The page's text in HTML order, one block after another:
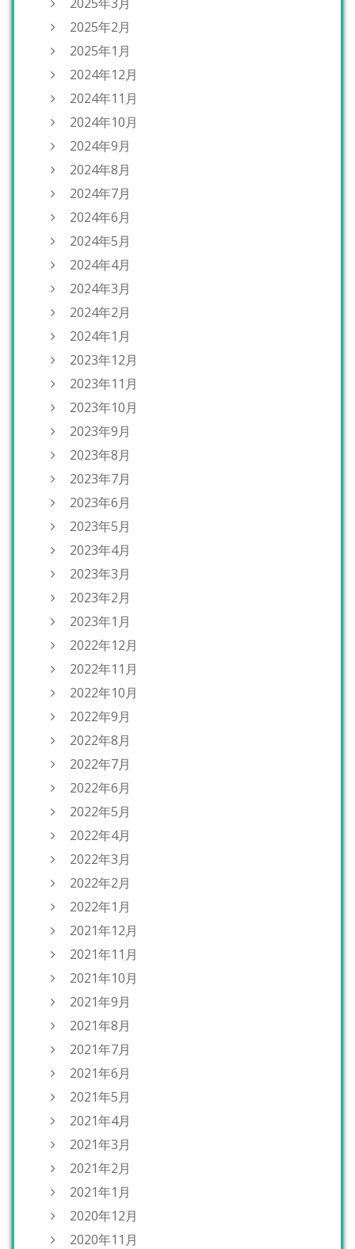
2025年2月
2025年1月
2024年12月
2024年11月
2024年10月
2024年9月
2024年8月
2024年7月
2024年6月
2024年5月
2024年4月
2024年3月
2024年2月
2024年1月
2023年12月
2023年11月
2023年10月
2023年9月
2023年8月
2023年7月
2023年6月
2023年5月
2023年4月
2023年3月
2023年2月
2023年1月
2022年12月
2022年11月
2022年10月
2022年9月
2022年8月
2022年7月
2022年6月
2022年5月
2022年4月
2022年3月
2022年2月
2022年1月
2021年12月
2021年11月
2021年10月
2021年9月
2021年8月
2021年7月
2021年6月
2021年5月
2021年4月
2021年3月
2021年2月
2021年1月
2020年12月
2020年11月